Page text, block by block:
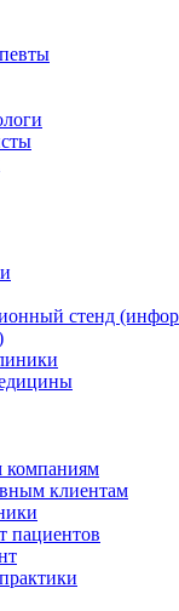
стенд
компаниям
клиентам
пациентов